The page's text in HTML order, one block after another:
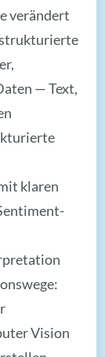
verändert
strukturierte
— Text,
klaren
Vision